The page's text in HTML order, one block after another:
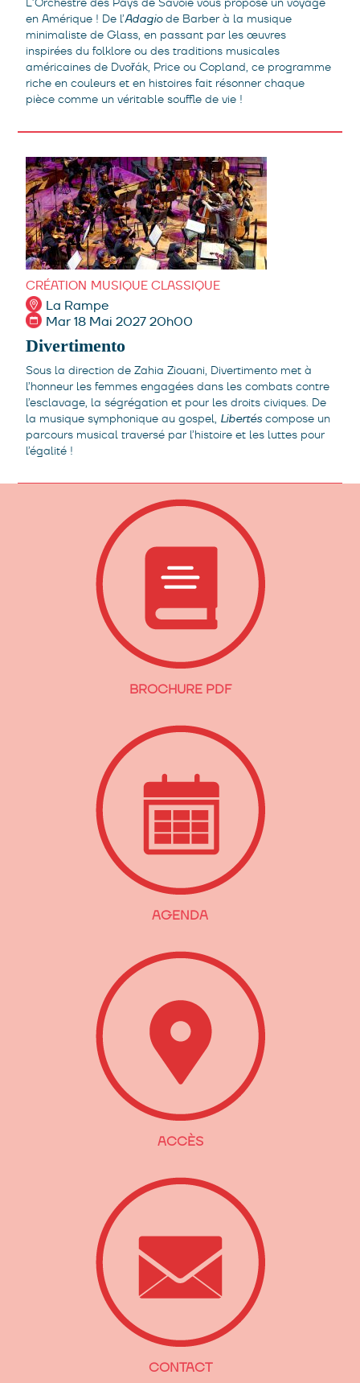
en Amérique ! De l’Adagiode Barber à la musique
minimaliste de Glass, en passant par les œuvres
inspirées du folklore ou des traditions musicales
américaines de Dvořák, Price ou Copland, ce programme
riche en couleurs et en histoires fait résonner chaque
pièce comme un véritable souffle de vie !
Divertimento
Sous la direction de Zahia Ziouani, Divertimento met à
l’honneur les femmes engagées dans les combats contre
l’esclavage, la ségrégation et pour les droits civiques. De
la musique symphonique au gospel, Libertés compose un
parcours musical traversé par l’histoire et les luttes pour
l’égalité !
CRÉATION MUSIQUE CLASSIQUE
La Rampe
Mar 18 Mai 2027 20h00
BROCHURE PDF
AGENDA
ACCÈS
CONTACT